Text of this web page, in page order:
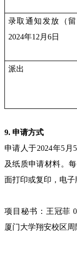
录取通知发放（
2024年12月6日
派出
9. 申请方式
申请人于2024年5
及纸质申请材料。
面打印或复印，电子
项目秘书：王冠菲
厦门大学翔安校区